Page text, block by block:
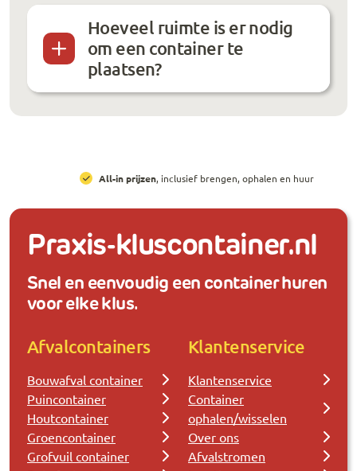
Hoeveel ruimte is er nodig
om een container te
plaatsen?
All-in prijzen, inclusief brengen, ophalen en huur
Praxis-kluscontainer.nl
Snel en eenvoudig een container huren
voor elke klus.
Afvalcontainers
Bouwafval container
Puincontainer
Houtcontainer
Groencontainer
Grofvuil container
Klantenservice
Klantenservice
Container
ophalen/wisselen
Over ons
Afvalstromen